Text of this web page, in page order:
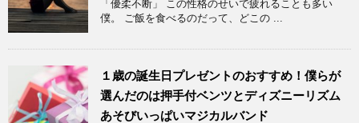
「優柔不断」 この性格のせいで疲れることも多い
僕。 ご飯を食べるのだって、どこの ...
１歳の誕生日プレゼントのおすすめ！僕らが
選んだのは押手付ベンツとディズニーリズム
あそびいっぱいマジカルバンド